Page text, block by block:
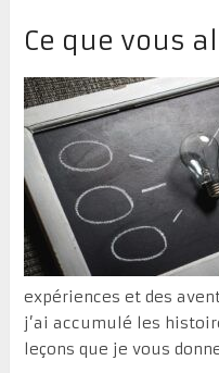
Ce que vous
expériences et des
j’ai accumulé les
leçons que je vous